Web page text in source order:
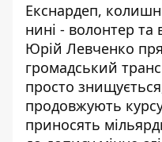
Екснардеп,
нині - волонтер та
Юрій Левченко
громадський
просто
продовжують
приносять